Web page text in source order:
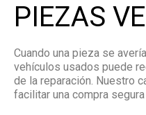
PIEZAS
Cuando una pieza se
vehículos usados puede
de la reparación. Nuestro
facilitar una compra